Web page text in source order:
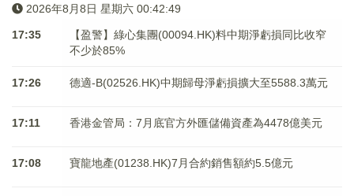
2026年8月8日 星期六 00:42:50
17:35
【盈警】綠心集團(00094.HK)料中期淨虧損同比收窄
不少於85%
17:26 德適-B(02526.HK)中期歸母淨虧損擴大至5588.3萬元
17:11 香港金管局：7月底官方外匯儲備資產為4478億美元
17:08 寶龍地產(01238.HK)7月合約銷售額約5.5億元